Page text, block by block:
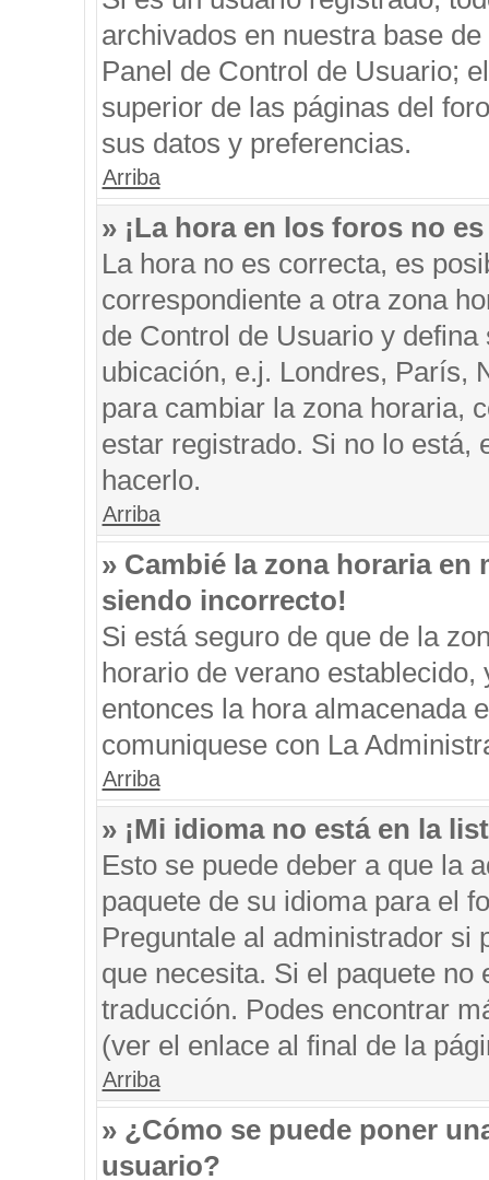
archivados en nuestra base
Panel de Control de Usuario;
superior de las páginas del
sus datos y preferencias.
Arriba
» ¡La hora en los foros no
La hora no es correcta, es
correspondiente a otra zona
de Control de Usuario y
ubicación, e.j. Londres, París,
para cambiar la zona horaria,
estar registrado. Si no lo está,
hacerlo.
Arriba
» Cambié la zona horaria
siendo incorrecto!
Si está seguro de que de la
horario de verano
entonces la hora almacenada
comuniquese con La
Arriba
» ¡Mi idioma no está en la
Esto se puede deber a que la
paquete de su idioma para el
Preguntale al administrador si
que necesita. Si el paquete
traducción. Podes encontrar
(ver el enlace al final de la
Arriba
» ¿Cómo se puede poner
usuario?